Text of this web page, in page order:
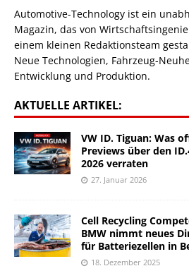
Automotive-Technology ist ein
Magazin, das von
einem kleinen Redaktionsteam
Neue Technologien, Fahrzeug-
Entwicklung und Produktion.
AKTUELLE ARTIKEL:
VW ID. Tiguan: Was
Previews über den
2026 verraten
27. Januar 2026
Cell Recycling
BMW nimmt neues
für Batteriezellen in
18. Dezember 2025